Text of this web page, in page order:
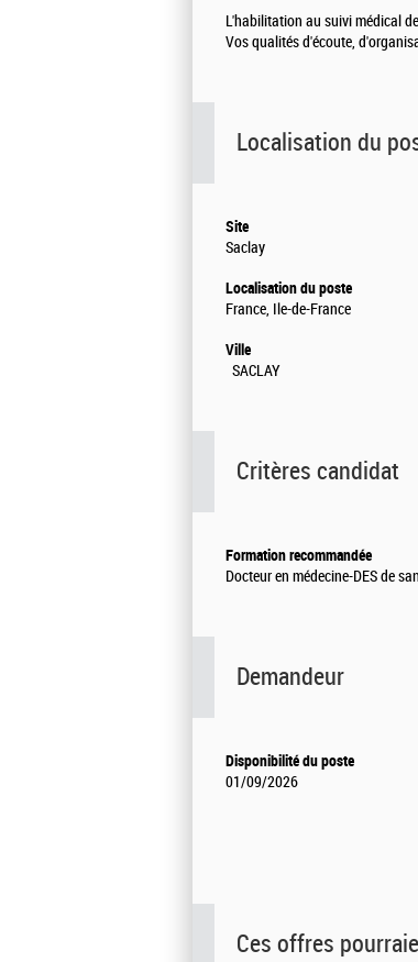
L'habilitation au suivi médical
Vos qualités d'écoute,
Localisation du
Site
Saclay
Localisation du poste
France, Ile-de-France
Ville
SACLAY
Critères candidat
Formation recommandée
Docteur en médecine-DES de
Demandeur
Disponibilité du poste
01/09/2026
Ces offres